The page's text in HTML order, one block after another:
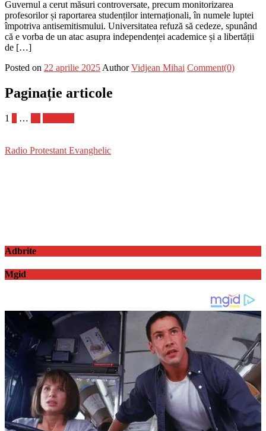
Guvernul a cerut măsuri controversate, precum monitorizarea
profesorilor și raportarea studenților internaționali, în numele luptei
împotriva antisemitismului. Universitatea refuză să cedeze, spunând
că e vorba de un atac asupra independenței academice și a libertății
de […]
Posted on 22 aprilie 2025 Author Vidjean Mihai Comment(0)
Paginație articole
1 …
Radio Protestant Evanghelic
Adbrite
Mgid